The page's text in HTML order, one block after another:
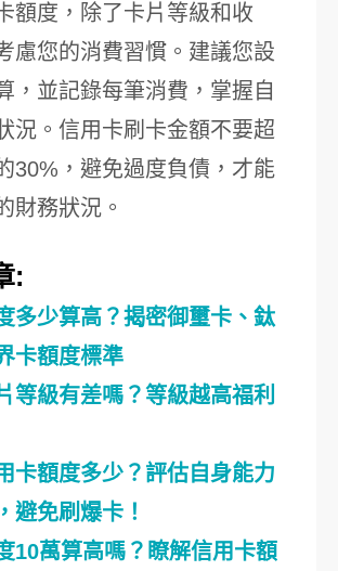
額度，除了卡片等級和收
慮您的消費習慣。建議您設
，並記錄每筆消費，掌握自
況。信用卡刷卡金額不要超
30%，避免過度負債，才能
財務狀況。
:
多少算高？揭密御璽卡、鈦
卡額度標準
等級有差嗎？等級越高福利
卡額度多少？評估自身能力
避免刷爆卡！
10萬算高嗎？瞭解信用卡額